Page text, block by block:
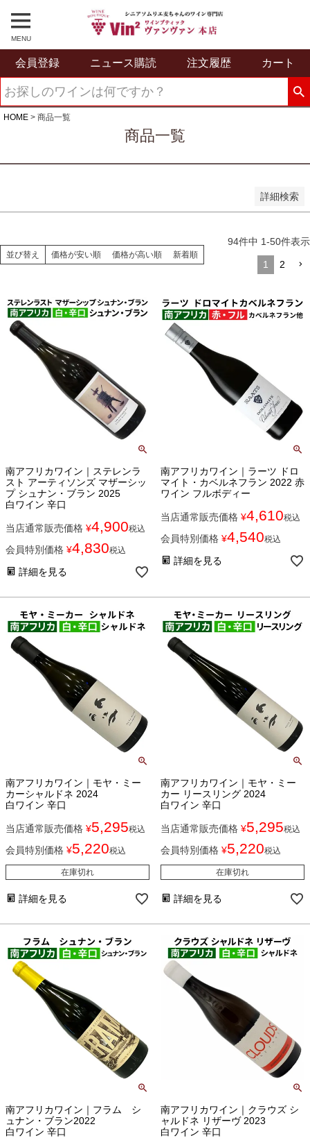
MENU
会員登録 ニュース購読 注文履歴 カート
HOME 商品一覧
商品一覧
詳細検索
並び順
新着順
登録順
価格が安い順
価格が高い順
優先度順
レビュー順
キーワードヒット順
検索
並び替え 価格が安い順 価格が高い順 新着順
94件中 1-50件表示
1 2
南アフリカワイン｜ステレンラ
スト アーティソンズ マザーシッ
プ シュナン・ブラン 2025
白ワイン 辛口
当店通常販売価格 ¥4,900税込
会員特別価格 ¥4,830税込
詳細を見る
南アフリカワイン｜ラーツ ドロ
マイト・カベルネフラン 2022 赤
ワイン フルボディー
当店通常販売価格 ¥4,610税込
会員特別価格 ¥4,540税込
詳細を見る
南アフリカワイン｜モヤ・ミー
カーシャルドネ 2024
白ワイン 辛口
当店通常販売価格 ¥5,295税込
会員特別価格 ¥5,220税込
在庫切れ
詳細を見る
南アフリカワイン｜モヤ・ミー
カー リースリング 2024
白ワイン 辛口
当店通常販売価格 ¥5,295税込
会員特別価格 ¥5,220税込
在庫切れ
詳細を見る
南アフリカワイン｜フラム シ
ュナン・ブラン2022
白ワイン 辛口
南アフリカワイン｜クラウズ シ
ャルドネ リザーヴ 2023
白ワイン 辛口